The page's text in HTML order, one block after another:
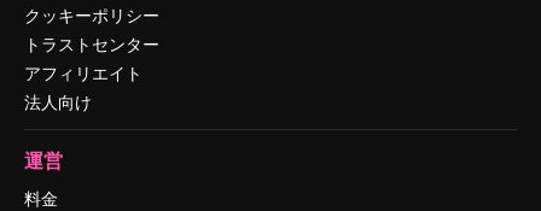
クッキーポリシー
トラストセンター
アフィリエイト
法人向け
運営
料金